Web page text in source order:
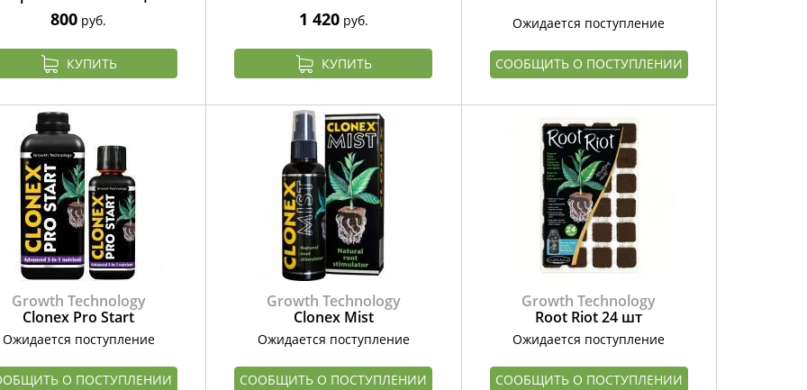
800 руб.
КУПИТЬ
1 420руб.
КУПИТЬ
Ожидается поступление
СООБЩИТЬ О ПОСТУПЛЕНИИ
Growth Technology
Clonex Pro Start
Ожидается поступление
О ПОСТУПЛЕНИИ
Growth Technology
Clonex Mist
Ожидается поступление
СООБЩИТЬ О ПОСТУПЛЕНИИ
Growth Technology
Root Riot 24 шт
Ожидается поступление
СООБЩИТЬ О ПОСТУПЛЕНИИ